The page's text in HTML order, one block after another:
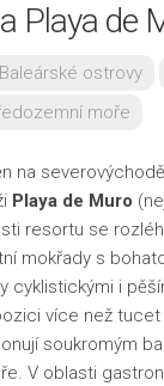
Playa de
Baleárské ostrovy
moře
na
Playa de Muro
resortu se
mokřady s
cyklistickými i
více než
soukromým
V oblasti